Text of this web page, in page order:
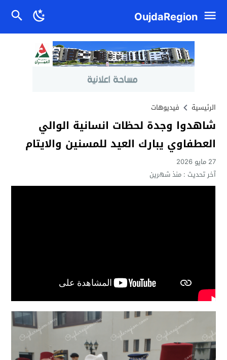
OujdaRegion
الرئيسية فيديوهات
شاهدوا وجدة لحظات انسانية الوالي
العطفاوي يبارك العيد للمسنين والايتام
27 مايو 2026
آخر تحديث :منذ شهرين